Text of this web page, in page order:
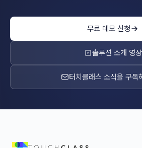
무료 데모 신청
솔루션 소개 영상
터치클래스 소식을 구독